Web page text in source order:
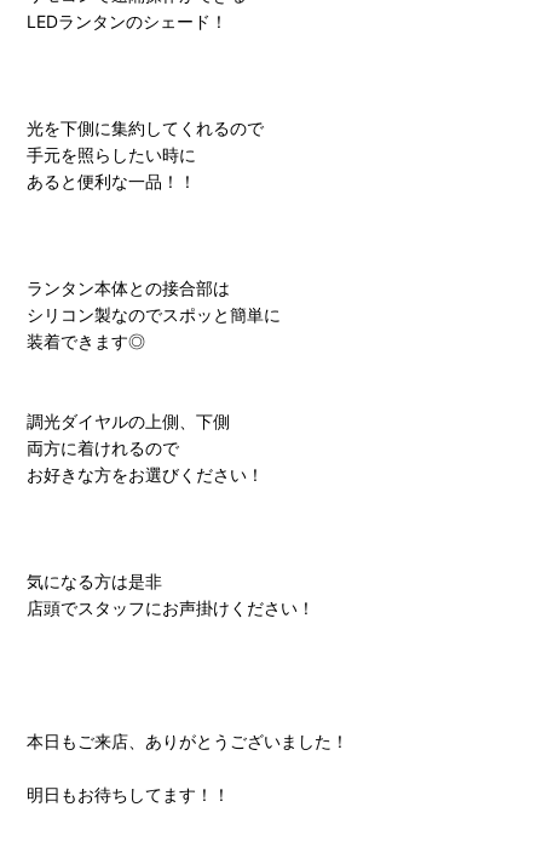
LEDランタンのシェード！
光を下側に集約してくれるので
手元を照らしたい時に
あると便利な一品！！
ランタン本体との接合部は
シリコン製なのでスポッと簡単に
装着できます◎
調光ダイヤルの上側、下側
両方に着けれるので
お好きな方をお選びください！
気になる方は是非
店頭でスタッフにお声掛けください！
本日もご来店、ありがとうございました！
明日もお待ちしてます！！